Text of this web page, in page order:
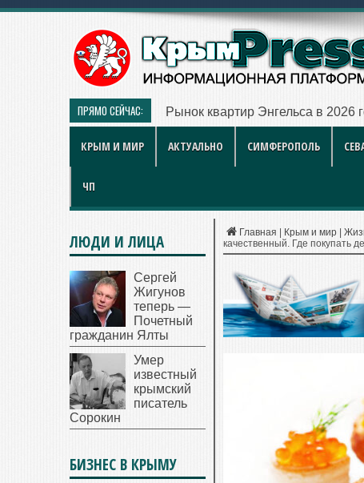
ПРЯМО СЕЙЧАС: Рынок квартир Энгельса в 2026
КРЫМ И МИР АКТУАЛЬНО СИМФЕРОПОЛЬ
ЧП
Главная Крым и мир
качественный. Где покупать
ЛЮДИ И ЛИЦА
Сергей
Жигунов
теперь —
Почетный
гражданин Ялты
Умер
известный
крымский
писатель
Сорокин
БИЗНЕС В КРЫМУ